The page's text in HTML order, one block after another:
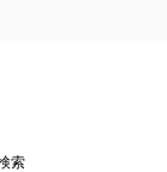
索